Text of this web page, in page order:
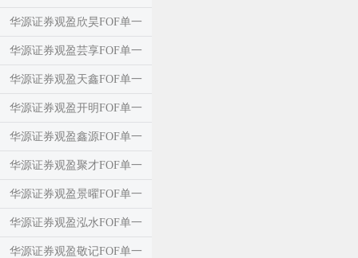
华源证券观盈欣昊FOF单一
华源证券观盈芸享FOF单一
华源证券观盈天鑫FOF单一
华源证券观盈开明FOF单一
华源证券观盈鑫源FOF单一
华源证券观盈聚才FOF单一
华源证券观盈景曜FOF单一
华源证券观盈泓水FOF单一
华源证券观盈敬记FOF单一